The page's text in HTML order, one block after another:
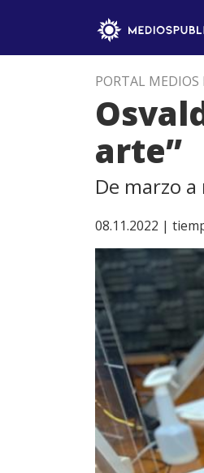
PORTAL MEDIOS
arte”
De marzo
08.11.2022 |